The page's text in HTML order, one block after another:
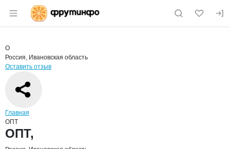
Раздел навигации по сайту fruitinfo.ru
Страница компании
Страница компании
Краткая информация о компании
О
Россия, Ивановская область
Оставить отзыв
Навигация по сайту
Главная
ОПТ
Основная информация о компании
ОПТ,